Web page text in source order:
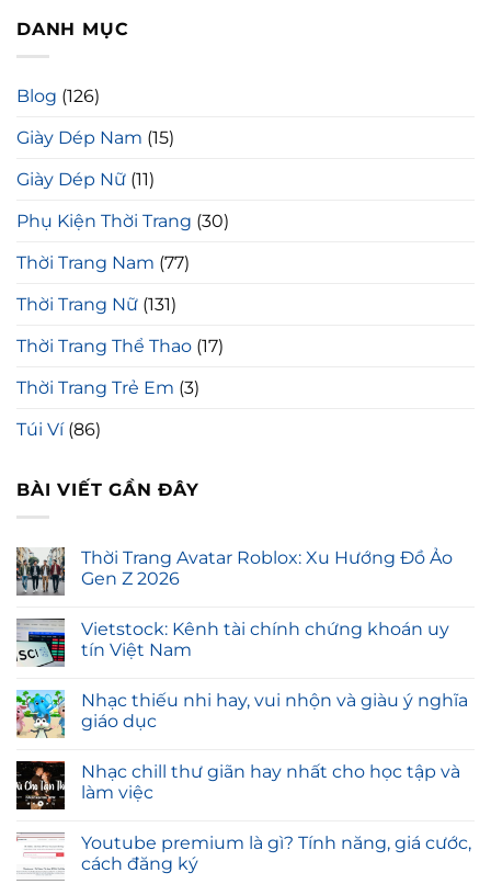
DANH MỤC
Blog (126)
Giày Dép Nam (15)
Giày Dép Nữ (11)
Phụ Kiện Thời Trang (30)
Thời Trang Nam (77)
Thời Trang Nữ (131)
Thời Trang Thể Thao (17)
Thời Trang Trẻ Em (3)
Túi Ví(86)
BÀI VIẾT GẦN ĐÂY
Thời Trang Avatar Roblox: Xu Hướng Đồ Ảo
Gen Z 2026
Vietstock: Kênh tài chính chứng khoán uy
tín Việt Nam
Nhạc thiếu nhi hay, vui nhộn và giàu ý nghĩa
giáo dục
Nhạc chill thư giãn hay nhất cho học tập và
làm việc
Youtube premium là gì? Tính năng, giá cước,
cách đăng ký